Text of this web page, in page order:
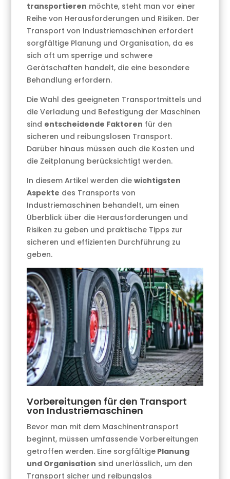
transportieren möchte, steht man vor einer
Reihe von Herausforderungen und Risiken. Der
Transport von Industriemaschinen erfordert
sorgfältige Planung und Organisation, da es
sich oft um sperrige und schwere
Gerätschaften handelt, die eine besondere
Behandlung erfordern.
Die Wahl des geeigneten Transportmittels und
die Verladung und Befestigung der Maschinen
sind entscheidende Faktoren für den
sicheren und reibungslosen Transport.
Darüber hinaus müssen auch die Kosten und
die Zeitplanung berücksichtigt werden.
In diesem Artikel werden diewichtigsten
Aspekte des Transports von
Industriemaschinen behandelt, um einen
Überblick über die Herausforderungen und
Risiken zu geben und praktische Tipps zur
sicheren und effizienten Durchführung zu
geben.
Vorbereitungen für den Transport
von Industriemaschinen
Bevor man mit dem Maschinentransport
beginnt, müssen umfassende Vorbereitungen
getroffen werden. Eine sorgfältige Planung
und Organisation sind unerlässlich, um den
Transport sicher und reibungslos